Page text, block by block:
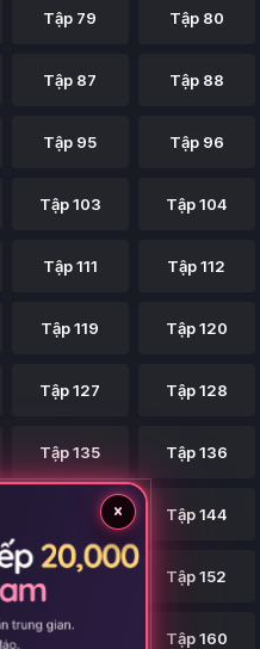
Tập 79 Tập 80
Tập 87 Tập 88
Tập 95 Tập 96
Tập 103 Tập 104
Tập 111 Tập 112
Tập 119 Tập 120
Tập 127 Tập 128
Tập 135 Tập 136
Tập 143 Tập 144
Tập 151 Tập 152
Tập 159 Tập 160
×